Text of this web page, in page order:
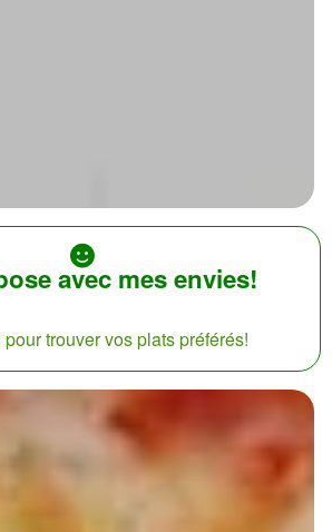
avec mes envies!
trouver vos plats préférés!